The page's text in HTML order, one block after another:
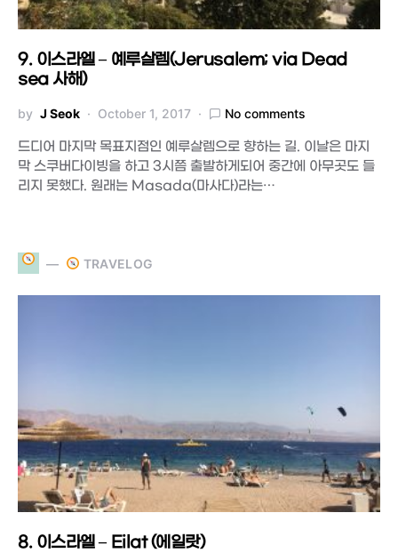
9. 이스라엘 – 예루살렘(Jerusalem; via Dead
sea 사해)
by J Seok October 1, 2017 No comments
드디어 마지막 목표지점인 예루살렘으로 향하는 길. 이날은 마지
막 스쿠버다이빙을 하고 3시쯤 출발하게되어 중간에 아무곳도 들
리지 못했다. 원래는 Masada(마사다)라는…
TRAVELOG
8. 이스라엘 – Eilat (에일랏)